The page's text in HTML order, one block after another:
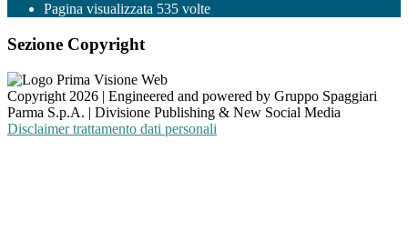
Pagina visualizzata 535 volte
Sezione Copyright
Copyright 2026 | Engineered and powered by Gruppo Spaggiari
Parma S.p.A. | Divisione Publishing & New Social Media
Disclaimer trattamento dati personali